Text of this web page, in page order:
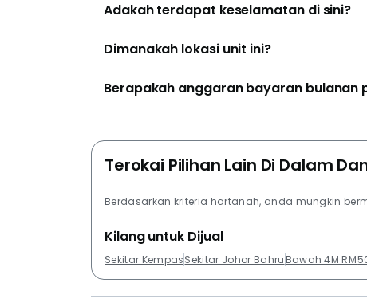
Adakah terdapat keselamatan di sini?
Dimanakah lokasi unit ini?
Berapakah anggaran bayaran bulanan
Terokai Pilihan Lain Di Dalam
Berdasarkan kriteria hartanah, anda mungkin
Kilang untuk Dijual
Sekitar KempasSekitar Johor Bahru Bawah 4M RM